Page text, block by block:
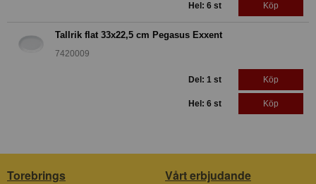
Hel: 6 st Köp
Tallrik flat 33x22,5 cm Pegasus Exxent
7420009
Del: 1 st Köp
Hel: 6 st Köp
Torebrings Vårt erbjudande